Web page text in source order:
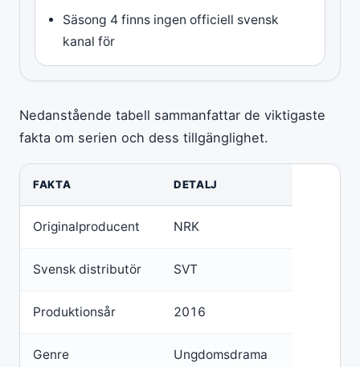
Säsong 4 finns ingen officiell svensk
kanal för
Nedanstående tabell sammanfattar de viktigaste
fakta om serien och dess tillgänglighet.
FAKTA DETALJ
Originalproducent NRK
Svensk distributör SVT
Produktionsår 2016
Genre Ungdomsdrama